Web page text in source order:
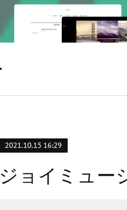
2021.10.15 16:29
ジョイミュー